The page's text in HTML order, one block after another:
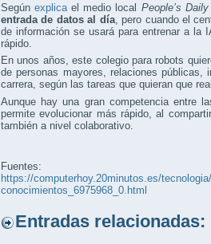
Segúnexplica el medio local People’s
entrada de datos al día, pero cuando el
de información se usará para entrenar a la
rápido.
En unos años, este colegio para robots
de personas mayores, relaciones
carrera, según las tareas que quieran que
Aunque hay una gran competencia entre
permite evolucionar más rápido, al
también a nivel colaborativo.
Fuentes:
https://computerhoy.20minutos.es/
conocimientos_6975968_0.html
Entradas relacionadas: